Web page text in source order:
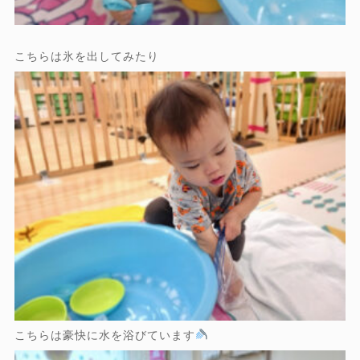
こちらは氷を出してみたり
こちらは豪快に水を浴びています